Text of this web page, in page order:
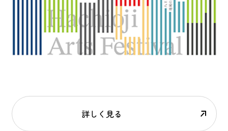
詳しく見る